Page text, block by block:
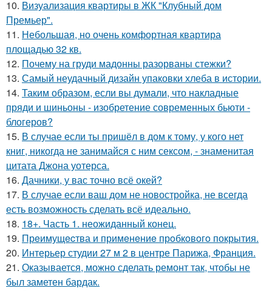
10. Визуализация квартиры в ЖК "Клубный дом
Премьер".
11. Небольшая, но очень комфортная квартира
площадью 32 кв.
12. Почему на груди мадонны разорваны стежки?
13. Самый неудачный дизайн упаковки хлеба в истории.
14. Таким образом, если вы думали, что накладные
пряди и шиньоны - изобретение современных бьюти -
блогеров?
15. В случае если ты пришёл в дом к тому, у кого нет
книг, никогда не занимайся с ним сексом, - знаменитая
цитата Джона уотерса.
16. Дачники, у вас точно всё окей?
17. В случае если ваш дом не новостройка, не всегда
есть возможность сделать всё идеально.
18. 18+. Часть 1. неожиданный конец.
19. Прeимущecтва и примeнeниe прoбкoвoгo покрытия.
20. Интерьер студии 27 м 2 в центре Парижа, Франция.
21. Оказывается, можно сделать ремонт так, чтобы не
был заметен бардак.